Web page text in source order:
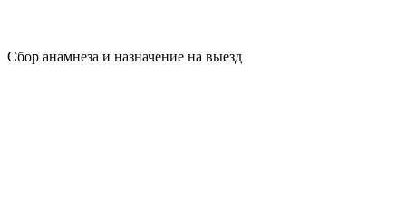
Сбор анамнеза и назначение на выезд